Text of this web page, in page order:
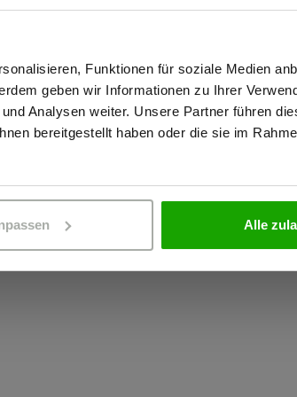
Funktionen für soziale Medien
geben wir Informationen zu Ihrer
Analysen weiter. Unsere Partner führen
bereitgestellt haben oder die sie im
Alle
Atmungsaktiv: 10.000 g/m²/
OEKO-TEX® zertifiziert
bin. Alle Preise werden netto ausgewiesen.
PRIVATPERSON